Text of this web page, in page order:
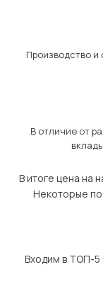
Производство
В отличие от
В итоге цена на
Некоторые
Входим в ТОП-5